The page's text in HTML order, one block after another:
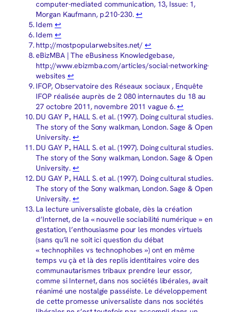
computer-mediated communication, 13, Issue: 1,
Morgan Kaufmann, p.210-230. ↩︎
Idem ↩︎
Idem ↩︎
http://mostpopularwebsites.net/↩︎
eBizMBA | The eBusiness Knowledgebase,
http://www.ebizmba.com/articles/social-networking-
websites ↩︎
IFOP, Observatoire des Réseaux sociaux , Enquête
IFOP réalisée auprès de 2 080 internautes du 18 au
27 octobre 2011, novembre 2011 vague 6.↩︎
DU GAY P., HALL S. et al. (1997). Doing cultural studies.
The story of the Sony walkman, London. Sage & Open
University.↩︎
DU GAY P., HALL S. et al. (1997). Doing cultural studies.
The story of the Sony walkman, London. Sage & Open
University.↩︎
DU GAY P., HALL S. et al. (1997). Doing cultural studies.
The story of the Sony walkman, London. Sage & Open
University.↩︎
La lecture universaliste globale, dès la création
d’Internet, de la « nouvelle sociabilité numérique » en
gestation, l’enthousiasme pour les mondes virtuels
(sans qu’il ne soit ici question du débat
« technophiles vs technophobes ») ont en même
temps vu çà et là des replis identitaires voire des
communautarismes tribaux prendre leur essor,
comme si Internet, dans nos sociétés libérales, avait
réanimé une nostalgie passéiste. Le développement
de cette promesse universaliste dans nos sociétés